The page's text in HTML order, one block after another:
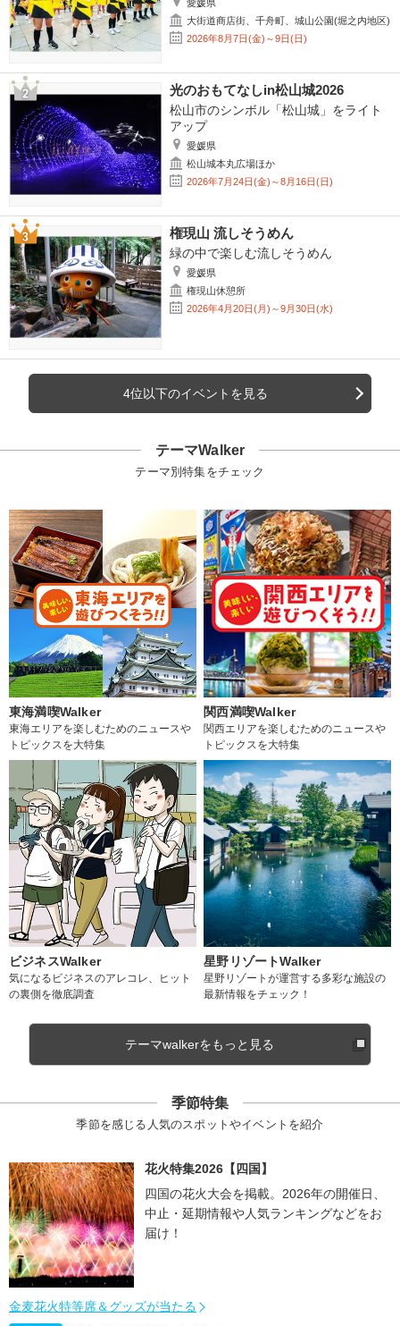
愛媛県
大街道商店街、千舟町、城山公園(堀之内地区)
2026年8月7日(金)～9日(日)
光のおもてなしin松山城2026
松山市のシンボル「松山城」をライト
アップ
愛媛県
松山城本丸広場ほか
2026年7月24日(金)～8月16日(日)
権現山 流しそうめん
緑の中で楽しむ流しそうめん
愛媛県
権現山休憩所
2026年4月20日(月)～9月30日(水)
4位以下のイベントを見る
テーマWalker
テーマ別特集をチェック
東海満喫Walker
東海エリアを楽しむためのニュースや
トピックスを大特集
関西満喫Walker
関西エリアを楽しむためのニュースや
トピックスを大特集
ビジネスWalker
気になるビジネスのアレコレ、ヒット
の裏側を徹底調査
星野リゾートWalker
星野リゾートが運営する多彩な施設の
最新情報をチェック！
テーマwalkerをもっと見る
季節特集
季節を感じる人気のスポットやイベントを紹介
花火特集2026【四国】
四国の花火大会を掲載。2026年の開催日、
中止・延期情報や人気ランキングなどをお
届け！
金麦花火特等席＆グッズが当たる